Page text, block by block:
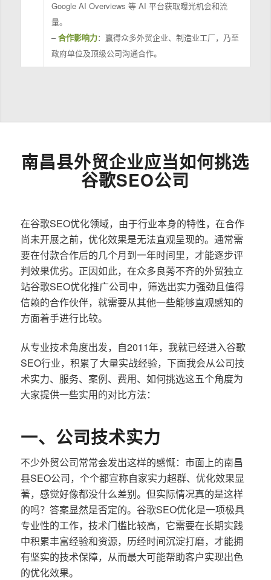
Google AI Overviews 等 AI 平台获取曝光机会和流
量。
–合作影响力：赢得众多外贸企业、制造业工厂，乃至
政府单位及顶级公司沟通合作。
南昌县外贸企业应当如何挑选
谷歌SEO公司
在谷歌SEO优化领域，由于行业本身的特性，在合作
尚未开展之前，优化效果是无法直观呈现的。通常需
要在付款合作后的几个月到一年时间里，才能逐步评
判效果优劣。正因如此，在众多良莠不齐的外贸独立
站谷歌SEO优化推广公司中，筛选出实力强劲且值得
信赖的合作伙伴，就需要从其他一些能够直观感知的
方面着手进行比较。
从专业技术角度出发，自2011年，我就已经进入谷歌
SEO行业，积累了大量实战经验，下面我会从公司技
术实力、服务、案例、费用、如何挑选这五个角度为
大家提供一些实用的对比方法：
一、公司技术实力
不少外贸公司常常会发出这样的感慨：市面上的南昌
县SEO公司，个个都宣称自家实力超群、优化效果显
著，感觉好像都没什么差别。但实际情况真的是这样
的吗？答案显然是否定的。谷歌SEO优化是一项极具
专业性的工作，技术门槛比较高，它需要在长期实践
中积累丰富经验和资源，历经时间沉淀打磨，才能拥
有坚实的技术保障，从而最大可能帮助客户实现出色
的优化效果。